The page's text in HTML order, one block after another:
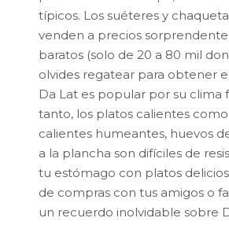
típicos. Los suéteres y
venden a precios
baratos (solo de 20 a 80 mil
olvides regatear para obtener
Da Lat es popular por su clima
tanto, los platos calientes como
calientes humeantes, huevos
a la plancha son difíciles de
tu estómago con platos
de compras con tus amigos o
un recuerdo inolvidable sobre